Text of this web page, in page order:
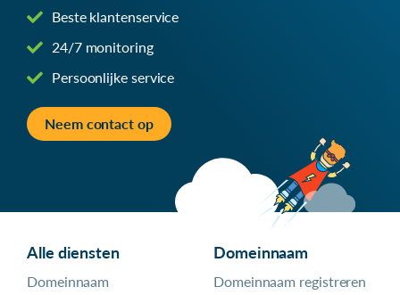
Beste klantenservice
24/7 monitoring
Persoonlijke service
Neem contact op
Alle diensten
Domeinnaam
Domeinnaam
Domeinnaam registreren